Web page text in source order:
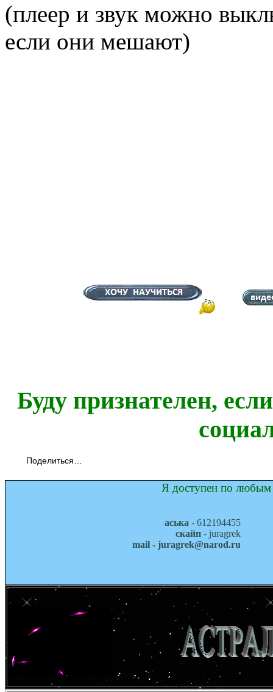
(плеер и звук можно
если они мешают)
Буду признателен,
Поделиться…
Я доступен по любым
аська - 612194455
скайп - juragrek
mail - juragrek@narod.ru